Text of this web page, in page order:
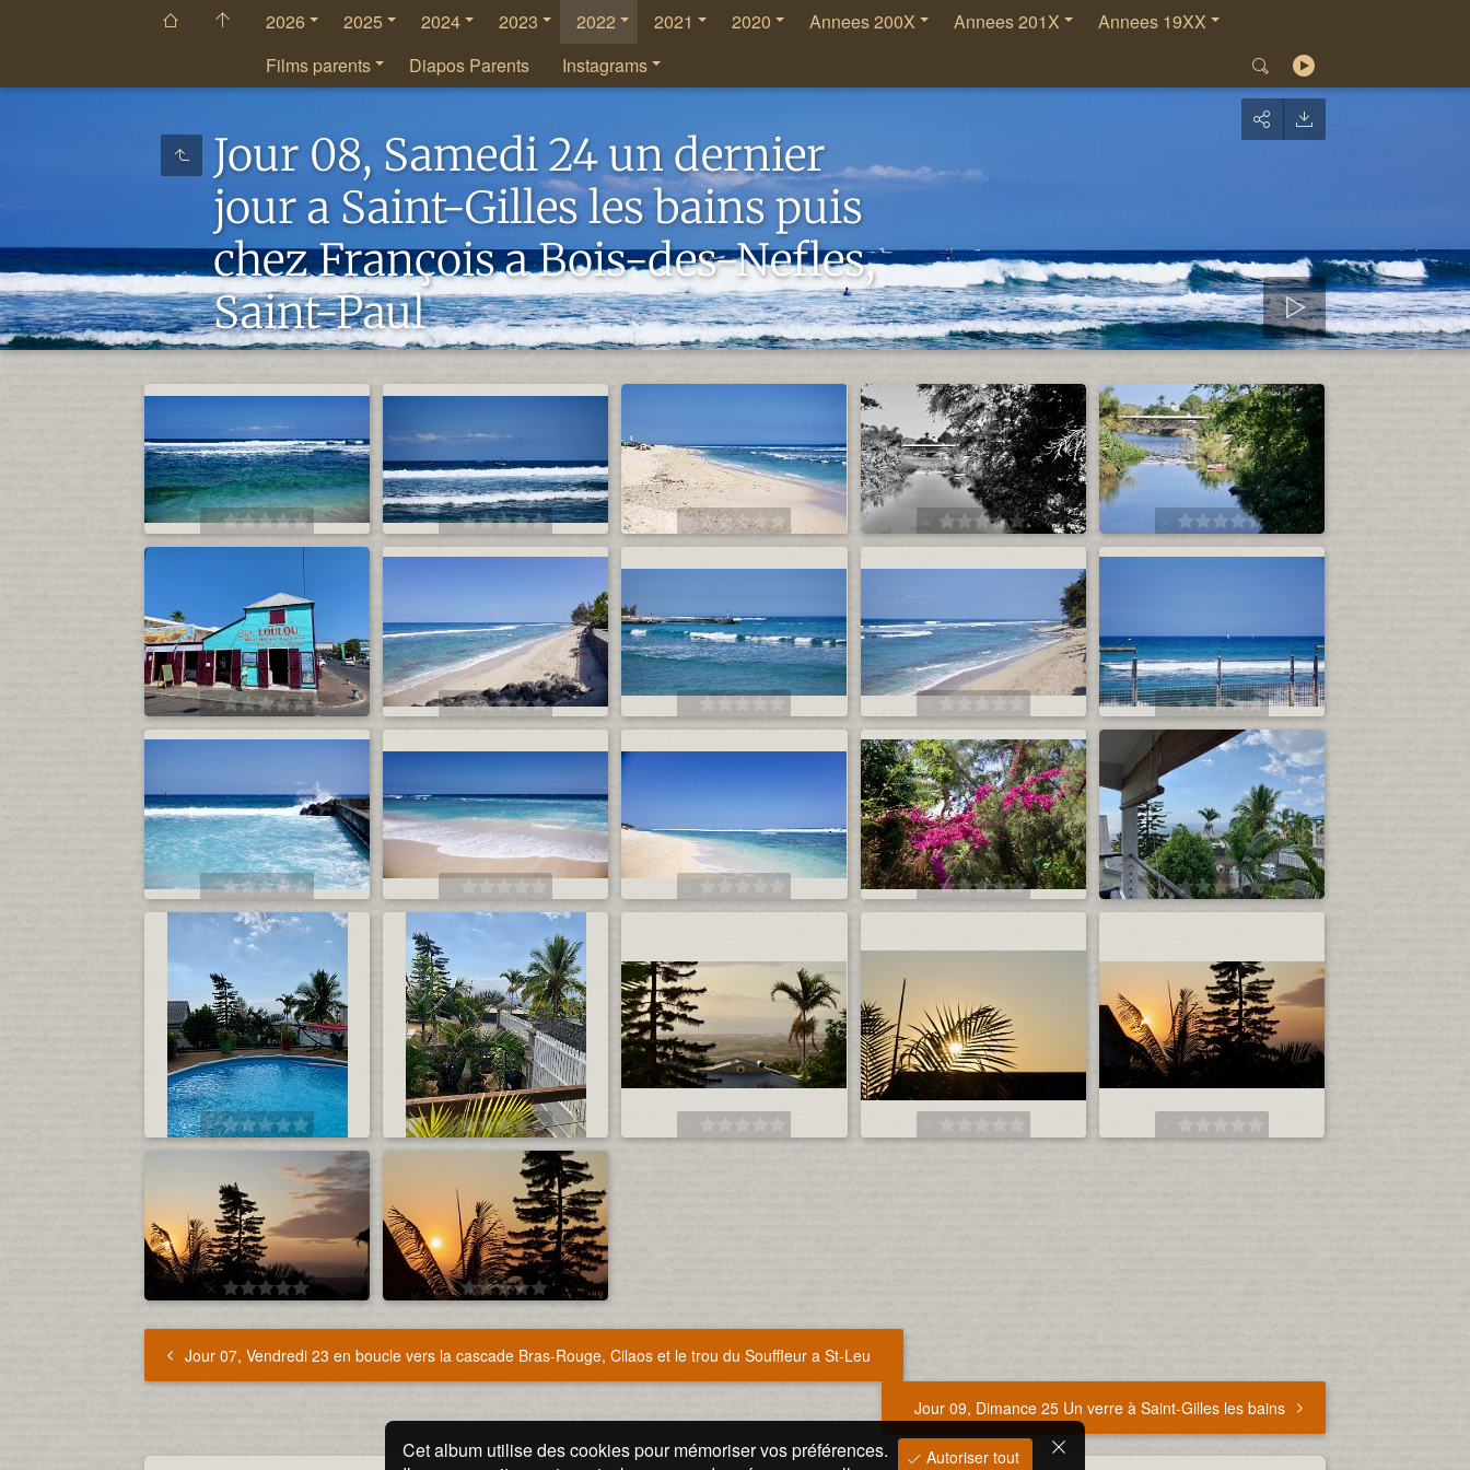
2026 2025 2024 2023 2022 2021 2020 Annees 200X Annees 201X
Annees 19XX
Films parents
Diapos Parents Instagrams
Jour 08, Samedi 24 un dernier
jour a Saint-Gilles les bains puis
chez François a Bois-des-Nefles,
Saint-Paul
Jour 07, Vendredi 23 en boucle vers la cascade Bras-Rouge, Cilaos et le trou du Souffleur a St-Leu
Jour 09, Dimance 25 Un verre à Saint-Gilles les bains
Cet album utilise des cookies pour mémoriser vos préférences.
Autoriser tout